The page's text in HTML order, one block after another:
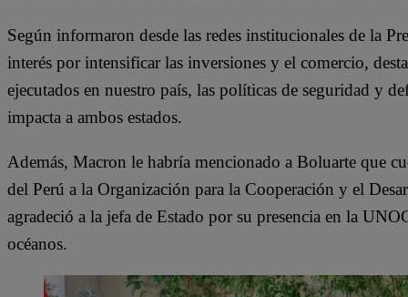
Según informaron desde las redes institucionales de la
interés por intensificar las inversiones y el comercio,
ejecutados en nuestro país, las políticas de seguridad y
impacta a ambos estados.
Además, Macron le habría mencionado a Boluarte que
del Perú a la Organización para la Cooperación y el
agradeció a la jefa de Estado por su presencia en la
océanos.